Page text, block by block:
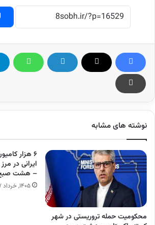
نوشته های مشابه
محکومیت حمله تروریستی در شهر
۶ هزار
ایرانی در
– هشت
۱۴۰۵, خرداد ۲۷